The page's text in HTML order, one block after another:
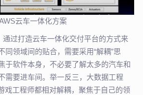
云车一体化方案
通过打造云车一体化交付平台的方式来
同领域间的贴合，需要采用“解耦”思
于软件本身，不必要了解太多的汽车和
需要进车间。举一反三，大数据工程
戏工程师都相对解耦，聚焦于自己的领